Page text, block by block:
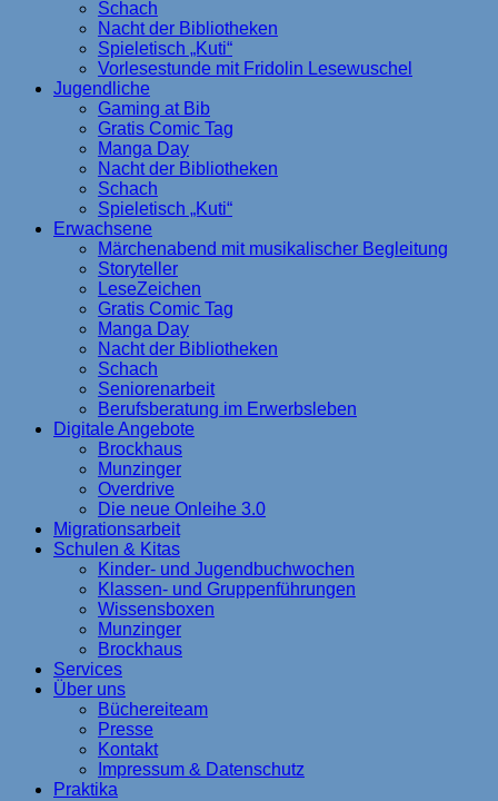
Schach
Nacht der Bibliotheken
Spieletisch „Kuti“
Vorlesestunde mit Fridolin Lesewuschel
Jugendliche
Gaming at Bib
Gratis Comic Tag
Manga Day
Nacht der Bibliotheken
Schach
Spieletisch „Kuti“
Erwachsene
Märchenabend mit musikalischer Begleitung
Storyteller
LeseZeichen
Gratis Comic Tag
Manga Day
Nacht der Bibliotheken
Schach
Seniorenarbeit
Berufsberatung im Erwerbsleben
Digitale Angebote
Brockhaus
Munzinger
Overdrive
Die neue Onleihe 3.0
Migrationsarbeit
Schulen & Kitas
Kinder- und Jugendbuchwochen
Klassen- und Gruppenführungen
Wissensboxen
Munzinger
Brockhaus
Services
Über uns
Büchereiteam
Presse
Kontakt
Impressum & Datenschutz
Praktika